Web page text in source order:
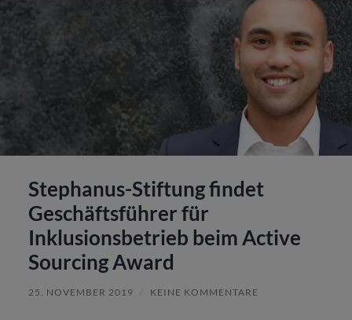
Stephanus-Stiftung findet
Geschäftsführer für
Inklusionsbetrieb beim Active
Sourcing Award
25. NOVEMBER 2019 KEINE KOMMENTARE